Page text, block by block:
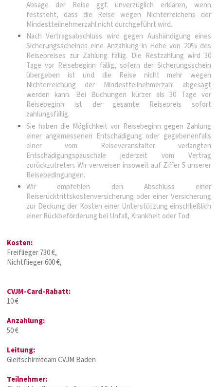
Absage der Reise ggf. unverzüglich erklären, wenn
feststeht, dass die Reise wegen Nichterreichens der
Mindestteilnehmerzahl nicht durchgeführt wird.
Nach Vertragsabschluss wird gegen Aushändigung eines
Sicherungsscheines eine Anzahlung in Höhe von 20% des
Reisepreises zur Zahlung fällig. Die Restzahlung wird 30
Tage vor Reisebeginn fällig, sofern der Sicherungsschein
übergeben ist und die Reise nicht mehr wegen
Nichterreichung der Mindestteilnehmerzahl abgesagt
werden kann. Bei Buchungen kürzer als 30 Tage vor
Reisebeginn ist der gesamte Reisepreis sofort
zahlungsfällig.
Sie haben die Möglichkeit vor Reisebeginn gegen Zahlung
einer angemessenen Entschädigung oder gegebenenfalls
einer vom Reiseveranstalter verlangten
Entschädigungspauschale jederzeit vom Vertrag
zurückzutreten. Wir verweisen insoweit auf Ziffer 5 unserer
Reisebedingungen.
Wir empfehlen den Abschluss einer
Reiserücktrittskostenversicherung oder einer Versicherung
zur Deckung der Kosten einer Unterstützung einschließlich
einer Rückbeförderung bei Unfall, Krankheit oder Tod.
Kosten:
Freiflieger 730 €,
Nichtflieger 600 €,
CVJM-Card-Rabatt:
10 €
Anzahlung:
50 €
Leitung:
Gleitschirmteam CVJM Baden
Teilnehmer: